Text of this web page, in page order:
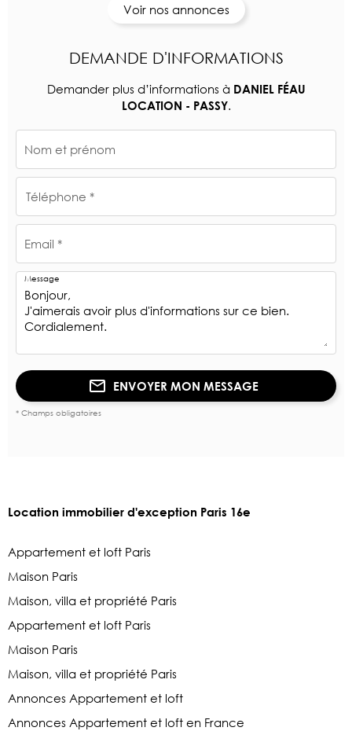
Voir nos annonces
DEMANDE D'INFORMATIONS
Demander plus d’informations à DANIEL FÉAU
LOCATION - PASSY.
Nom et prénom
Téléphone *
Email *
Message
ENVOYER MON MESSAGE
* Champs obligatoires
Location immobilier d'exception Paris 16e
Appartement et loft Paris
Maison Paris
Maison, villa et propriété Paris
Appartement et loft Paris
Maison Paris
Maison, villa et propriété Paris
Annonces Appartement et loft
Annonces Appartement et loft en France